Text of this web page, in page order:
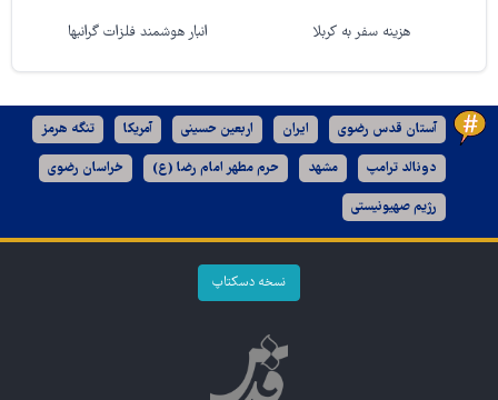
هزینه سفر به کربلا انبار هوشمند فلزات گرانبها
آستان قدس رضوی ایران اربعین حسینی آمریکا تنگه هرمز
دونالد ترامپ مشهد حرم مطهر امام رضا (ع) خراسان رضوی
رژیم صهیونیستی
نسخه دسکتاپ